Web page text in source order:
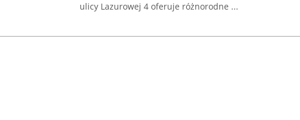
ulicy Lazurowej 4 oferuje różnorodne ...